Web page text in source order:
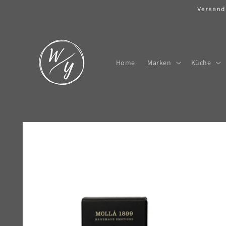
Home Marken Küche
Zu